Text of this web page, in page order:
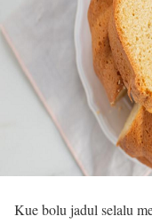
Kue bolu jadul selalu